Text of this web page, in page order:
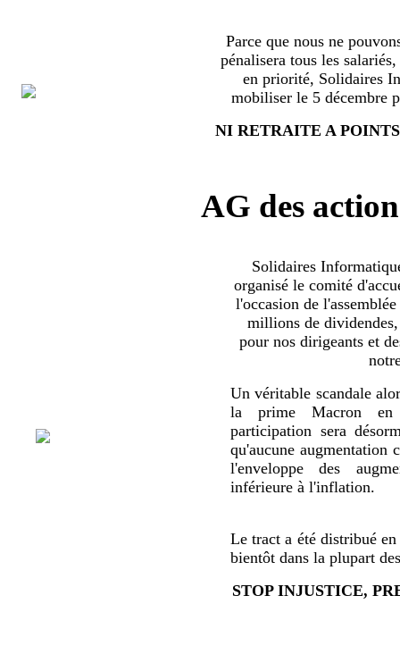
Parce que nous ne
pénalisera tous les
en priorité, Solidaires
mobiliser le 5 décembre
NI RETRAITE A
AG des
Solidaires
organisé le comité
l'occasion de
millions de
pour nos dirigeants et
Un véritable scandale
la prime Macron
participation sera
qu'aucune augmentation
l'enveloppe des
inférieure à l'inflation.
Le tract a été distribué en
bientôt dans la plupart
STOP INJUSTICE,